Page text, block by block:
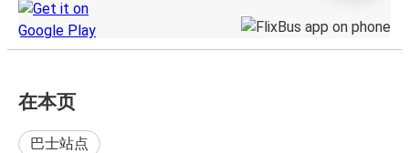
在本页
巴士站点